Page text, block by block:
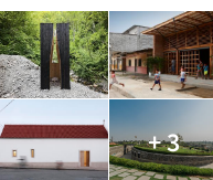
+ 3